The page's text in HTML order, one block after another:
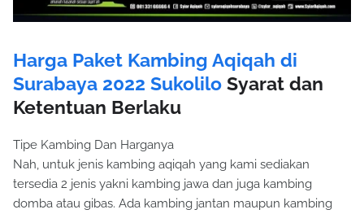
Harga Paket Kambing Aqiqah di
Surabaya 2022 Sukolilo Syarat dan
Ketentuan Berlaku
Tipe Kambing Dan Harganya
Nah, untuk jenis kambing aqiqah yang kami sediakan
tersedia 2 jenis yakni kambing jawa dan juga kambing
domba atau gibas. Ada kambing jantan maupun kambing